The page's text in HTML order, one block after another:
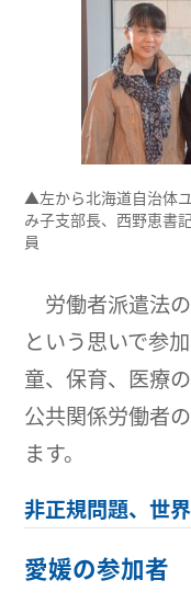
▲左から北海道自治体
み子支部長、西野恵書
員
労働者派遣法
という思いで参
童、保育、医療
公共関係労働者
ます。
非正規問題、世
愛媛の参加者